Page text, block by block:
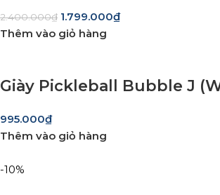
2.400.000₫ 1.799.000₫
Thêm vào giỏ hàng
Giày Pickleball Bubble J
995.000₫
Thêm vào giỏ hàng
-10%